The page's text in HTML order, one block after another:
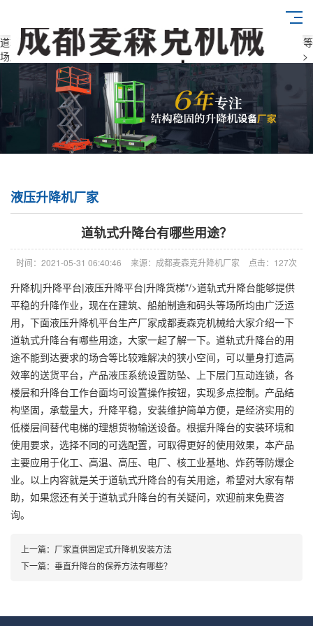
道轨式升降台能够提供平稳的升降作业，现在在建筑、船舶制造和码头等
场所均由广泛运用，下面液压升降机平台生产厂家东莞麦森克机械给" />
液压升降机厂家
道轨式升降台有哪些用途？
时间：2021-05-31 06:40:46 来源：成都麦森克升降机厂家 点击：127次
升降机|升降平台|液压升降平台|升降货梯"/>道轨式升降台能够提供
平稳的升降作业，现在在建筑、船舶制造和码头等场所均由广泛运
用，下面液压升降机平台生产厂家成都麦森克机械给大家介绍一下
道轨式升降台有哪些用途，大家一起了解一下。道轨式升降台的用
途不能到达要求的场合等比较难解决的狭小空间，可以量身打造高
效率的送货平台，产品液压系统设置防坠、上下层门互动连锁，各
楼层和升降台工作台面均可设置操作按钮，实现多点控制。产品结
构坚固，承载量大，升降平稳，安装维护简单方便，是经济实用的
低楼层间替代电梯的理想货物输送设备。根据升降台的安装环境和
使用要求，选择不同的可选配置，可取得更好的使用效果，本产品
主要应用于化工、高温、高压、电厂、核工业基地、炸药等防爆企
业。以上内容就是关于道轨式升降台的有关用途，希望对大家有帮
助，如果您还有关于道轨式升降台的有关疑问，欢迎前来免费咨
询。
上一篇： 厂家直供固定式升降机安装方法
下一篇： 垂直升降台的保养方法有哪些？